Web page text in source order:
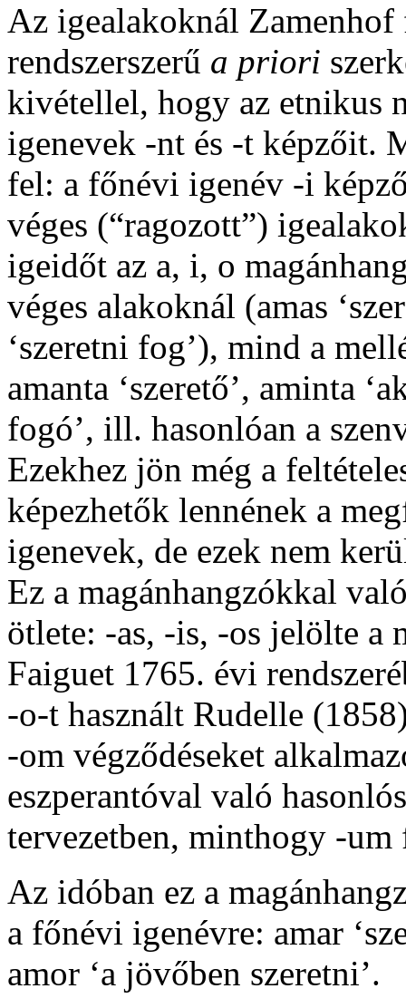
Az igealakoknál Zamenhof
rendszerszerű a priori
kivétellel, hogy az etnikus
igenevek -nt és -t képzőit.
fel: a főnévi igenév -i
véges (“ragozott”)
igeidőt az a, i, o
véges alakoknál (amas
‘szeretni fog’), mind a
amanta ‘szerető’, aminta
fogó’, ill. hasonlóan a
Ezekhez jön még a
képezhetők lennének a
igenevek, de ezek nem
Ez a magánhangzókkal
ötlete: -as, -is, -os jelölte a
Faiguet 1765. évi
-o-t használt Rudelle
-om végződéseket
eszperantóval való
tervezetben, minthogy -um
Az idóban ez a
a főnévi igenévre: amar
amor ‘a jövőben szeretni’.